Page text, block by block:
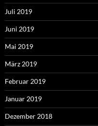
Juli 2019
Juni 2019
Mai 2019
März 2019
Februar 2019
Januar 2019
Dezember 2018